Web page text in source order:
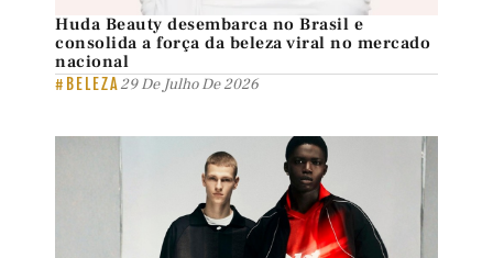
Huda Beauty desembarca no Brasil e
consolida a força da beleza viral no mercado
nacional
#BELEZA29 De Julho De 2026